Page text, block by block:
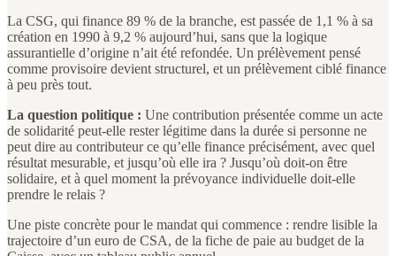
La CSG, qui finance 89 % de la branche, est passée de 1,1 % à sa
création en 1990 à 9,2 % aujourd’hui, sans que la logique
assurantielle d’origine n’ait été refondée. Un prélèvement pensé
comme provisoire devient structurel, et un prélèvement ciblé finance
à peu près tout.
La question politique : Une contribution présentée comme un acte
de solidarité peut-elle rester légitime dans la durée si personne ne
peut dire au contributeur ce qu’elle finance précisément, avec quel
résultat mesurable, et jusqu’où elle ira ? Jusqu’où doit-on être
solidaire, et à quel moment la prévoyance individuelle doit-elle
prendre le relais ?
Une piste concrète pour le mandat qui commence : rendre lisible la
trajectoire d’un euro de CSA, de la fiche de paie au budget de la